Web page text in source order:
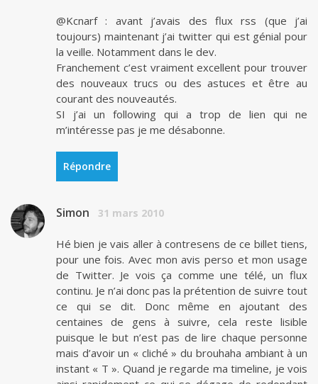
@Kcnarf : avant j’avais des flux rss (que j’ai
toujours) maintenant j’ai twitter qui est génial pour
la veille. Notamment dans le dev.
Franchement c’est vraiment excellent pour trouver
des nouveaux trucs ou des astuces et être au
courant des nouveautés.
SI j’ai un following qui a trop de lien qui ne
m’intéresse pas je me désabonne.
Répondre
Simon 31 mars 2010
Hé bien je vais aller à contresens de ce billet tiens,
pour une fois. Avec mon avis perso et mon usage
de Twitter. Je vois ça comme une télé, un flux
continu. Je n’ai donc pas la prétention de suivre tout
ce qui se dit. Donc même en ajoutant des
centaines de gens à suivre, cela reste lisible
puisque le but n’est pas de lire chaque personne
mais d’avoir un « cliché » du brouhaha ambiant à un
instant « T ». Quand je regarde ma timeline, je vois